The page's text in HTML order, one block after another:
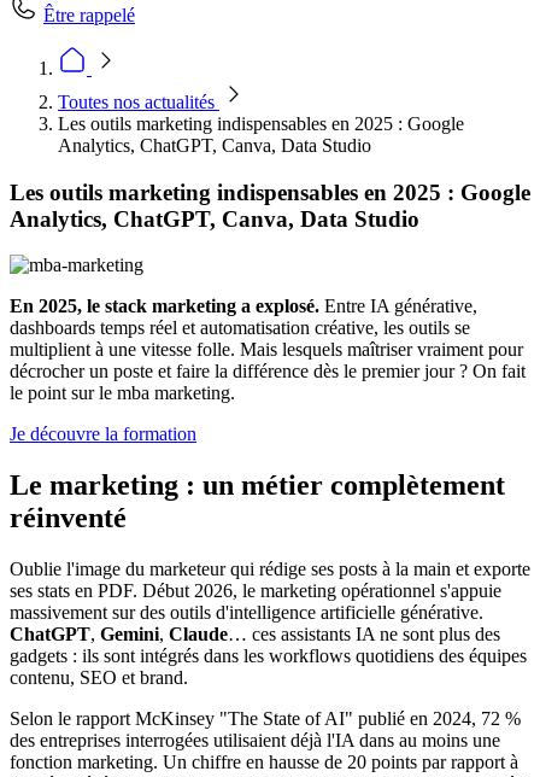
Être rappelé
Toutes nos actualités
Les outils marketing indispensables en 2025 : Google
Analytics, ChatGPT, Canva, Data Studio
Les outils marketing indispensables en 2025 : Google
Analytics, ChatGPT, Canva, Data Studio
En 2025, le stack marketing a explosé. Entre IA générative,
dashboards temps réel et automatisation créative, les outils se
multiplient à une vitesse folle. Mais lesquels maîtriser vraiment pour
décrocher un poste et faire la différence dès le premier jour ? On fait
le point sur le mba marketing.
Je découvre la formation
Le marketing : un métier complètement
réinventé
Oublie l'image du marketeur qui rédige ses posts à la main et exporte
ses stats en PDF. Début 2026, le marketing opérationnel s'appuie
massivement sur des outils d'intelligence artificielle générative.
ChatGPT, Gemini, Claude… ces assistants IA ne sont plus des
gadgets : ils sont intégrés dans les workflows quotidiens des équipes
contenu, SEO et brand.
Selon le rapport McKinsey "The State of AI" publié en 2024, 72 %
des entreprises interrogées utilisaient déjà l'IA dans au moins une
fonction marketing. Un chiffre en hausse de 20 points par rapport à